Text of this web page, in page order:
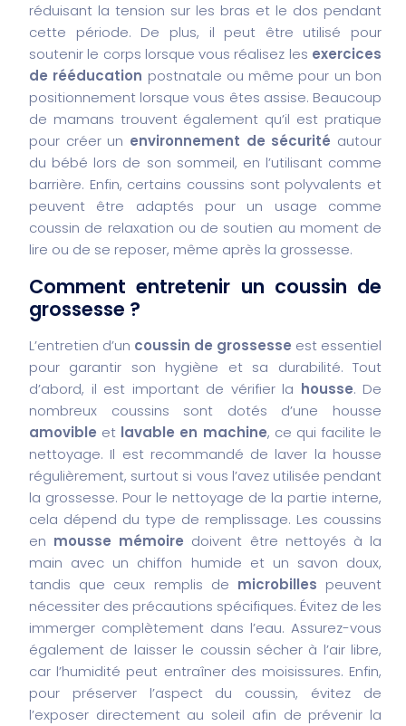
réduisant la tension sur les bras et le dos pendant
cette période. De plus, il peut être utilisé pour
soutenir le corps lorsque vous réalisez les exercices
de rééducation postnatale ou même pour un bon
positionnement lorsque vous êtes assise. Beaucoup
de mamans trouvent également qu’il est pratique
pour créer un environnement de sécurité autour
du bébé lors de son sommeil, en l’utilisant comme
barrière. Enfin, certains coussins sont polyvalents et
peuvent être adaptés pour un usage comme
coussin de relaxation ou de soutien au moment de
lire ou de se reposer, même après la grossesse.
Comment entretenir un coussin de
grossesse ?
L’entretien d’un coussin de grossesse est essentiel
pour garantir son hygiène et sa durabilité. Tout
d’abord, il est important de vérifier la housse. De
nombreux coussins sont dotés d’une housse
amovible et lavable en machine, ce qui facilite le
nettoyage. Il est recommandé de laver la housse
régulièrement, surtout si vous l’avez utilisée pendant
la grossesse. Pour le nettoyage de la partie interne,
cela dépend du type de remplissage. Les coussins
en mousse mémoire doivent être nettoyés à la
main avec un chiffon humide et un savon doux,
tandis que ceux remplis de microbilles peuvent
nécessiter des précautions spécifiques. Évitez de les
immerger complètement dans l’eau. Assurez-vous
également de laisser le coussin sécher à l’air libre,
car l’humidité peut entraîner des moisissures. Enfin,
pour préserver l’aspect du coussin, évitez de
l’exposer directement au soleil afin de prévenir la